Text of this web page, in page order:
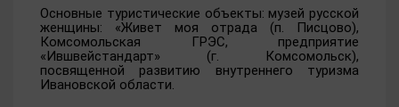
Основные туристические объекты: музей русской
женщины: «Живет моя отрада (п. Писцово),
Комсомольская ГРЭС, предприятие
«Ившвейстандарт» (г. Комсомольск),
посвященной развитию внутреннего туризма
Ивановской области.